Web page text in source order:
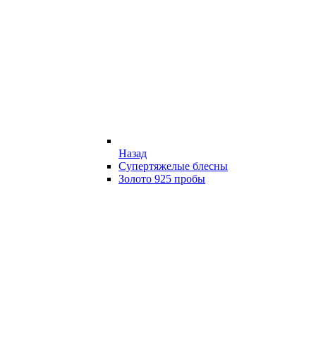
Назад
Супертяжелые блесны
Золото 925 пробы